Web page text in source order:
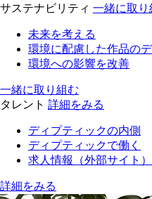
サステナビリティ 一緒に取り
未来を考える
環境に配慮した作品の
環境への影響を改善
一緒に取り組む
タレント 詳細をみる
ディプティックの内側
ディプティックで働く
求人情報（外部サイト）
詳細をみる